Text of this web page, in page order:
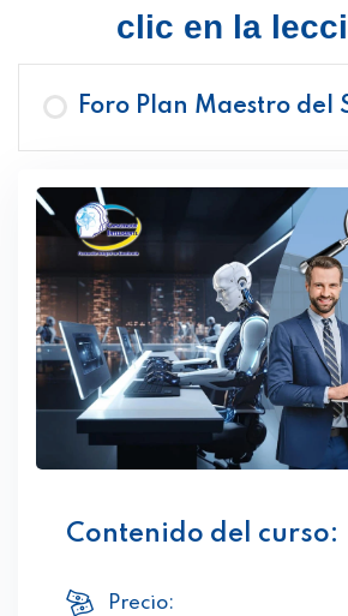
clic en la
Foro Plan Maestro del
Contenido del curso:
Precio: